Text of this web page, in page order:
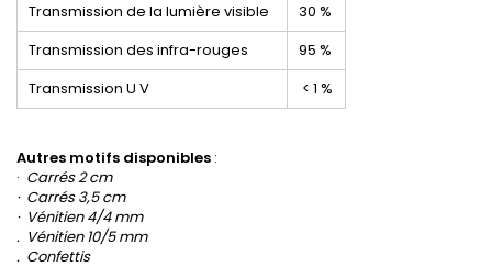
Transmission de la lumière visible
30 %
Transmission des infra-rouges
95 %
Transmission U V
< 1 %
Autres motifs disponibles :
· Carrés 2 cm
· Carrés 3,5 cm
· Vénitien 4/4 mm
. Vénitien 10/5 mm
. Confettis